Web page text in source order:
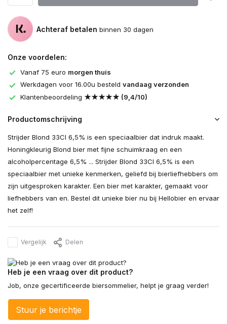
Achteraf betalen binnen 30 dagen
Onze voordelen:
Vanaf 75 euro morgen thuis
Werkdagen voor 16.00u besteld vandaag verzonden
Klantenbeoordeling ★★★★★ (9,4/10)
Productomschrijving
Strijder Blond 33Cl 6,5% is een speciaalbier dat indruk maakt.
Honingkleurig Blond bier met fijne schuimkraag en een
alcoholpercentage 6,5% ... Strijder Blond 33Cl 6,5% is een
speciaalbier met unieke kenmerken, geliefd bij bierliefhebbers om
zijn uitgesproken karakter. Een bier met karakter, gemaakt voor
liefhebbers van en. Bestel dit unieke bier nu bij Hellobier en ervaar
het zelf!
Vergelijk Delen
Heb je een vraag over dit product?
Job, onze gecertificeerde biersommelier, helpt je graag verder!
Stuur je berichtje